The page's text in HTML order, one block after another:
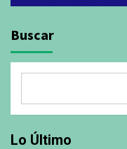
Buscar
Lo Último